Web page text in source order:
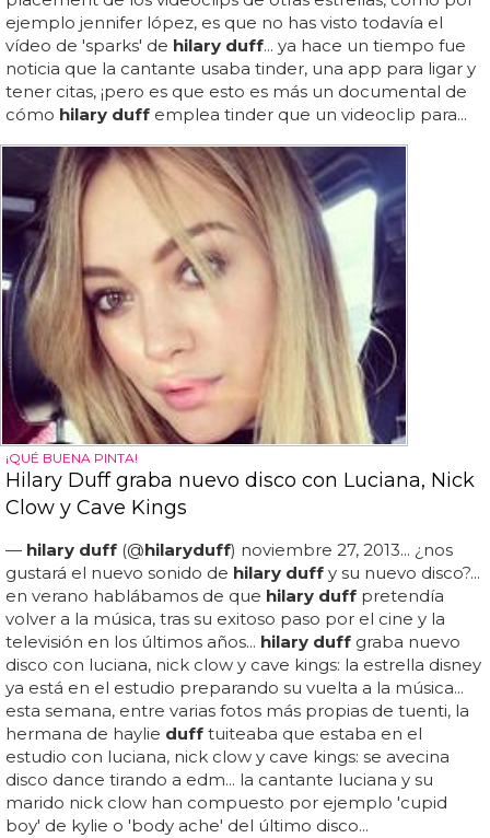
ejemplo jennifer lópez, es que no has visto todavía el
vídeo de 'sparks' de hilary duff... ya hace un tiempo fue
noticia que la cantante usaba tinder, una app para ligar y
tener citas, ¡pero es que esto es más un documental de
cómo hilary duff emplea tinder que un videoclip para...
¡QUÉ BUENA PINTA!
Hilary Duff graba nuevo disco con Luciana, Nick
Clow y Cave Kings
— hilary duff (@hilaryduff) noviembre 27, 2013... ¿nos
gustará el nuevo sonido de hilary duff y su nuevo disco?...
en verano hablábamos de que hilary duff pretendía
volver a la música, tras su exitoso paso por el cine y la
televisión en los últimos años... hilary duff graba nuevo
disco con luciana, nick clow y cave kings: la estrella disney
ya está en el estudio preparando su vuelta a la música...
esta semana, entre varias fotos más propias de tuenti, la
hermana de haylie duff tuiteaba que estaba en el
estudio con luciana, nick clow y cave kings: se avecina
disco dance tirando a edm... la cantante luciana y su
marido nick clow han compuesto por ejemplo 'cupid
boy' de kylie o 'body ache' del último disco...